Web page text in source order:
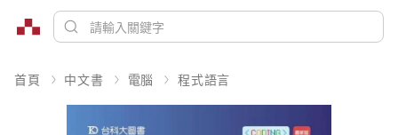
首頁 中文書 電腦 程式語言